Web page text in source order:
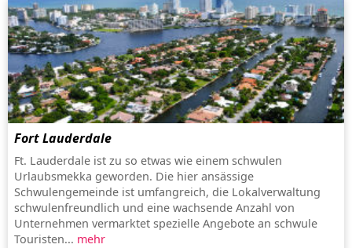
Fort Lauderdale
Ft. Lauderdale ist zu so etwas wie einem schwulen
Urlaubsmekka geworden. Die hier ansässige
Schwulengemeinde ist umfangreich, die Lokalverwaltung
schwulenfreundlich und eine wachsende Anzahl von
Unternehmen vermarktet spezielle Angebote an schwule
Touristen... mehr